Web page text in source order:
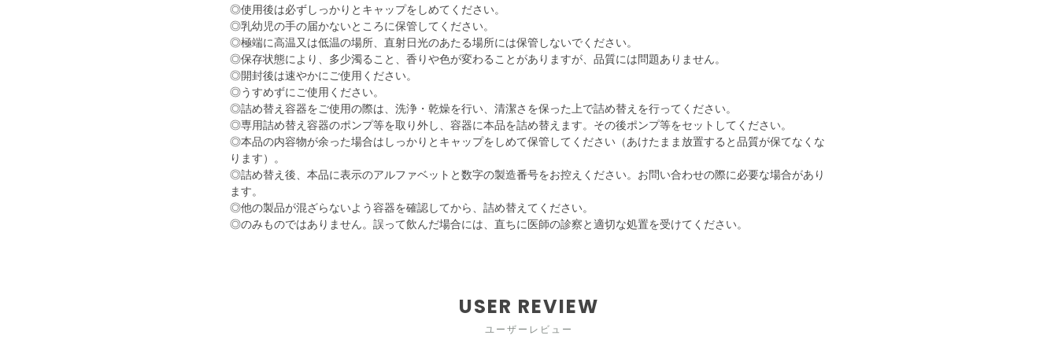
◎使用後は必ずしっかりとキャップをしめてください。
◎乳幼児の手の届かないところに保管してください。
◎極端に高温又は低温の場所、直射日光のあたる場所には保管しないでください。
◎保存状態により、多少濁ること、香りや色が変わることがありますが、品質には問題ありません。
◎開封後は速やかにご使用ください。
◎うすめずにご使用ください。
◎詰め替え容器をご使用の際は、洗浄・乾燥を行い、清潔さを保った上で詰め替えを行ってください。
◎専用詰め替え容器のポンプ等を取り外し、容器に本品を詰め替えます。その後ポンプ等をセットしてください。
◎本品の内容物が余った場合はしっかりとキャップをしめて保管してください（あけたまま放置すると品質が保てなくな
ります）。
◎詰め替え後、本品に表示のアルファベットと数字の製造番号をお控えください。お問い合わせの際に必要な場合があり
ます。
◎他の製品が混ざらないよう容器を確認してから、詰め替えてください。
◎のみものではありません。誤って飲んだ場合には、直ちに医師の診察と適切な処置を受けてください。
USER REVIEW
ユーザーレビュー